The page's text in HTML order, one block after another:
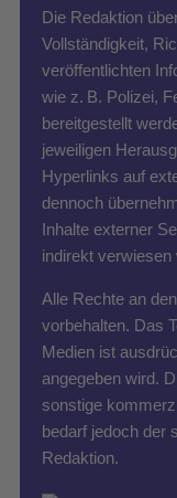
Die Redaktion
Vollständigkeit,
veröffentlichten
wie z. B. Polizei,
bereitgestellt
jeweiligen
Hyperlinks auf
dennoch
Inhalte externer
indirekt verwiesen
Alle Rechte an
vorbehalten. Das
Medien ist
angegeben wird.
sonstige
bedarf jedoch der
Redaktion.